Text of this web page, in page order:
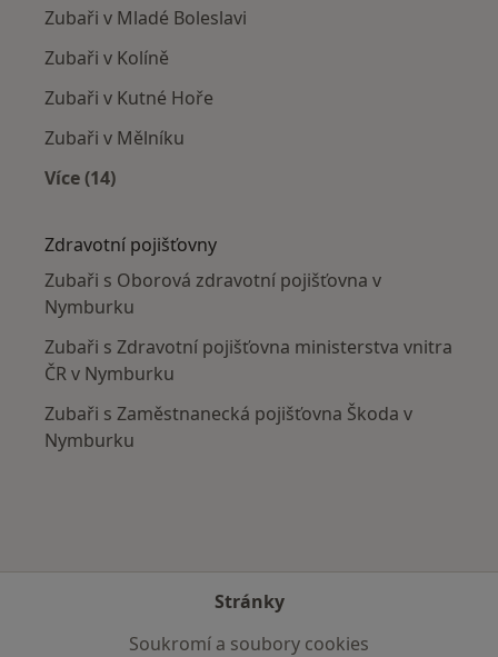
Zubaři v Mladé Boleslavi
Zubaři v Kolíně
Zubaři v Kutné Hoře
Zubaři v Mělníku
Více (14)
Zdravotní pojišťovny
Zubaři s Oborová zdravotní pojišťovna v
Nymburku
Zubaři s Zdravotní pojišťovna ministerstva vnitra
ČR v Nymburku
Zubaři s Zaměstnanecká pojišťovna Škoda v
Nymburku
Stránky
Soukromí a soubory cookies